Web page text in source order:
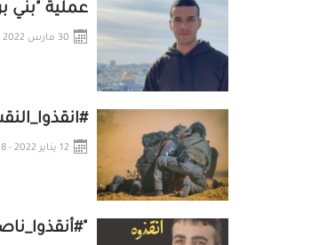
عملية "بني
30 مارس 2022 - 14:01
12 يناير 2022 - 11:48